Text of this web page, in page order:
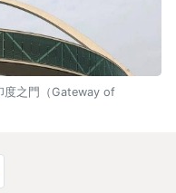
度之門（Gateway of